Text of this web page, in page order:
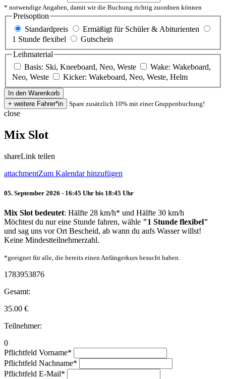
* notwendige Angaben, damit wir die Buchung richtig zuordnen können
Preisoption
Standardpreis
Ermäßigt für Schüler & Abiturienten
1 Stunde flexibel
Gutschein
Leihmaterial
Basis: Ski, Kneeboard, Neo, Weste
Wake: Wakeboard,
Neo, Weste
Kicker: Wakeboard, Neo, Weste, Helm
Spare zusätzlich 10% mit einer Gruppenbuchung!
close
Mix Slot
shareLink teilen
attachmentZum Kalendar hinzufügen
05. September 2026 - 16:45 Uhr bis 18:45 Uhr
Mix Slot bedeutet: Hälfte 28 km/h* und Hälfte 30 km/h
Möchtest du nur eine Stunde fahren, wähle "1 Stunde flexibel"
und sag uns vor Ort Bescheid, ab wann du aufs Wasser willst!
Keine Mindestteilnehmerzahl.
*geeignet für alle, die bereits einen Anfängerkurs besucht haben.
1783953876
Gesamt:
35.00 €
Teilnehmer:
0
Pflichtfeld Vorname*
Pflichtfeld Nachname*
Pflichtfeld E-Mail*